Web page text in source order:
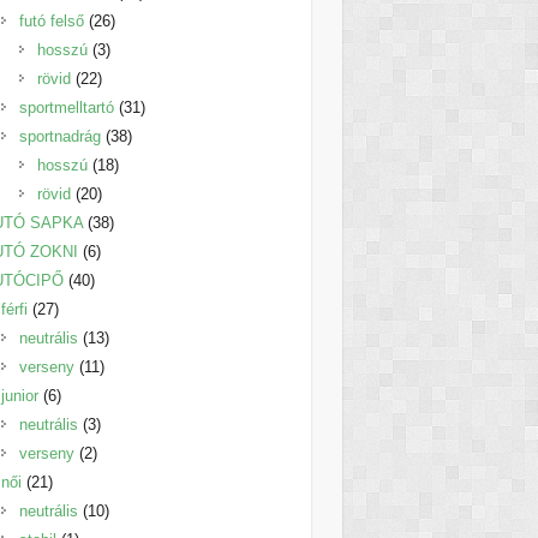
futó felső 2626
termék
hosszú 33
rövid 2222
termék
sportmelltartó 3131
sportnadrág 3838
hosszú 1818
rövid 2020
termék
SAPKA 3838
ZOKNI 66
4040
férfi 2727
termék
neutrális 1313
termék
verseny 1111
junior 66
termék
neutrális 33
termék
verseny 22
női 2121
termék
neutrális 1010